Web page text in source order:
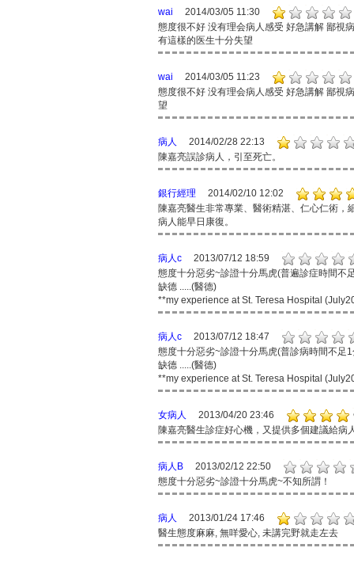
wai
2014/03/05 11:30
態度很不好 没有理会病人感受 好急講解 鄙視
有這樣的医生十分失望
wai
2014/03/05 11:23
態度很不好 没有理会病人感受 好急講解 鄙視
望
病人
2014/02/28 22:13
陳嘉亮誤診病人，引至死亡。
銀行經理
2014/02/10 12:02
陳嘉亮醫生非常專業、醫術精湛、仁心仁術
病人能早日康復。
病人c
2013/07/12 18:59
態度十分惡劣~診證十分馬虎(普遍診症時間不
缺德 .....(醫德)
**my experience at St. Teresa Hospital
病人c
2013/07/12 18:47
態度十分惡劣~診證十分馬虎(普診病時間不足
缺德 .....(醫德)
**my experience at St. Teresa Hospital
女病人
2013/04/20 23:46
陳嘉亮醫生診症好心機，又提供多個建議給
病人B
2013/02/12 22:50
態度十分惡劣~診證十分馬虎~不知所謂！
病人
2013/01/24 17:46
醫生態度麻麻, 無咩愛心, 未講完野就走左去